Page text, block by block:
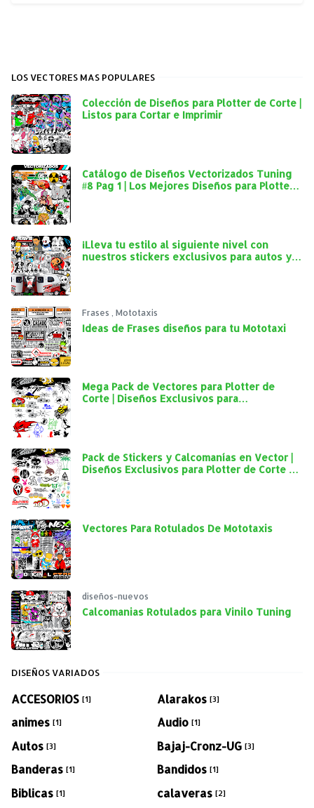
LOS VECTORES MAS POPULARES
Colección de Diseños para Plotter de Corte |
Listos para Cortar e Imprimir
Catálogo de Diseños Vectorizados Tuning
#8 Pag 1 | Los Mejores Diseños para Plotter
¡Lleva tu estilo al siguiente nivel con
nuestros stickers exclusivos para autos y
Frases Mototaxis
Ideas de Frases diseños para tu Mototaxi
Mega Pack de Vectores para Plotter de
Corte | Diseños Exclusivos para
Pack de Stickers y Calcomanías en Vector |
Diseños Exclusivos para Plotter de Corte y
Vectores Para Rotulados De Mototaxis
diseños-nuevos
Calcomanias Rotulados para Vinilo Tuning
DISEÑOS VARIADOS
ACCESORIOS [1] Alarakos [3]
animes [1] Audio [1]
Autos [3] Bajaj-Cronz-UG [3]
Banderas [1] Bandidos [1]
Biblicas [1] calaveras [2]